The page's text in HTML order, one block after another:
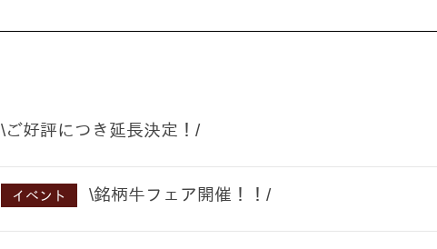
\ご好評につき延長決定！/
イベント \銘柄牛フェア開催！！/